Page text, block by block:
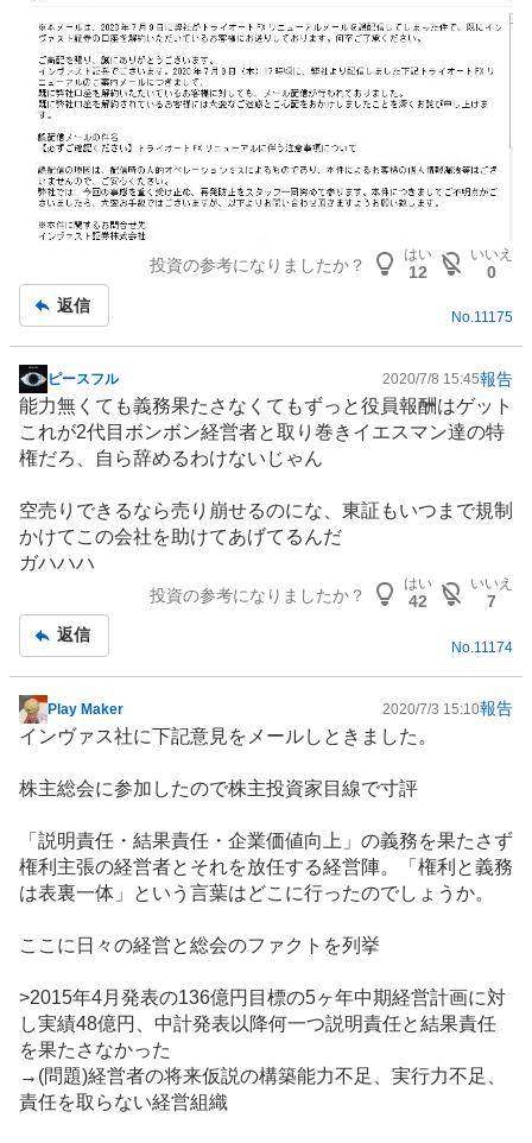
投資の参考になりましたか？
はい
12
いいえ
0
返信
No.11175
掲
示
板
記
ピースフル 2020/7/8 15:45報告
能力無くても義務果たさなくてもずっと役員報酬はゲット
これが2代目ボンボン経営者と取り巻きイエスマン達の特
権だろ、自ら辞めるわけないじゃん
空売りできるなら売り崩せるのにな、東証もいつまで規制
かけてこの会社を助けてあげてるんだ
ガハハハ
投資の参考になりましたか？
はい
42
いいえ
7
返信
No.11174
掲
示
記
Play Maker 2020/7/3 15:10報告
インヴァス社に下記意見をメールしときました。
株主総会に参加したので株主投資家目線で寸評
「説明責任・結果責任・企業価値向上」の義務を果たさず
権利主張の経営者とそれを放任する経営陣。「権利と義務
は表裏一体」という言葉はどこに行ったのでしょうか。
ここに日々の経営と総会のファクトを列挙
>2015年4月発表の136億円目標の5ヶ年中期経営計画に対
し実績48億円、中計発表以降何一つ説明責任と結果責任
を果たさなかった
→(問題)経営者の将来仮説の構築能力不足、実行力不足、
責任を取らない経営組織